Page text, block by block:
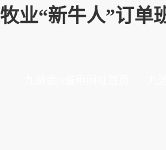
业“新牛人”订单